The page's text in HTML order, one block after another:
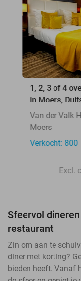
1, 2, 3 of 4
in Moers,
Van der Valk
Moers
Verkocht: 800
Excl.
Sfeervol
restaurant
Zin om aan te
diner met korting?
bieden heeft. Vanaf